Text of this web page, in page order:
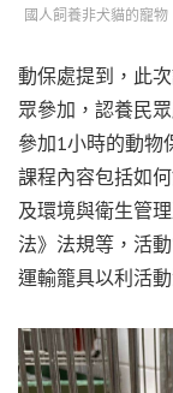
國人飼養非犬貓的寵
動保處提到，此
眾參加，認養民
參加1小時的動物
課程內容包括如
及環境與衛生管
法》法規等，活
運輸籠具以利活